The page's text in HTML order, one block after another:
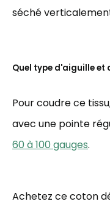
séché
Quel type d'aiguille et
Pour coudre ce
avec une pointe
60 à 100 gauges.
Achetez ce coton